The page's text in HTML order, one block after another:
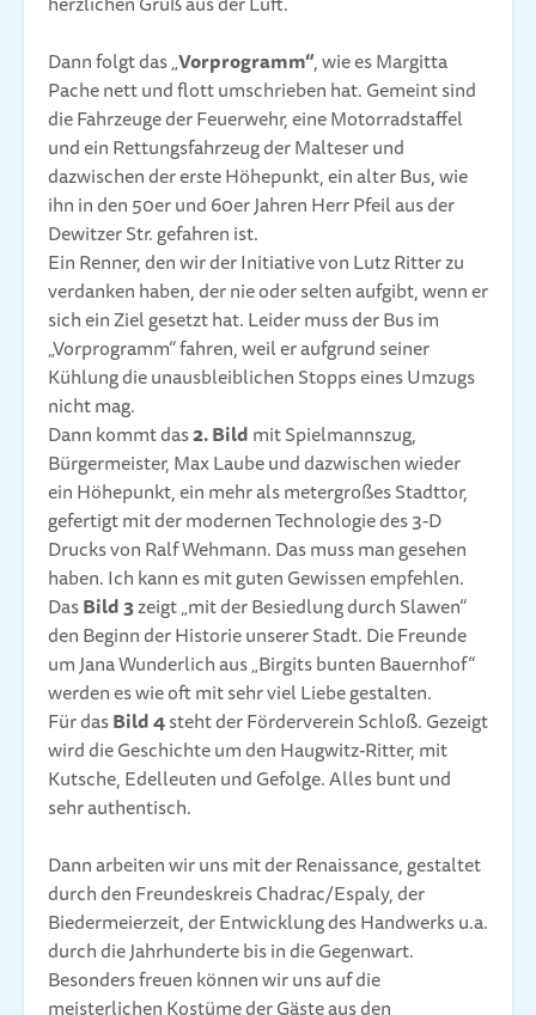
Dann folgt das „Vorprogramm“, wie es Margitta
Pache nett und flott umschrieben hat. Gemeint sind
die Fahrzeuge der Feuerwehr, eine Motorradstaffel
und ein Rettungsfahrzeug der Malteser und
dazwischen der erste Höhepunkt, ein alter Bus, wie
ihn in den 50er und 60er Jahren Herr Pfeil aus der
Dewitzer Str. gefahren ist.
Ein Renner, den wir der Initiative von Lutz Ritter zu
verdanken haben, der nie oder selten aufgibt, wenn er
sich ein Ziel gesetzt hat. Leider muss der Bus im
„Vorprogramm“ fahren, weil er aufgrund seiner
Kühlung die unausbleiblichen Stopps eines Umzugs
nicht mag.
Dann kommt das2. Bildmit Spielmannszug,
Bürgermeister, Max Laube und dazwischen wieder
ein Höhepunkt, ein mehr als metergroßes Stadttor,
gefertigt mit der modernen Technologie des 3-D
Drucks von Ralf Wehmann. Das muss man gesehen
haben. Ich kann es mit guten Gewissen empfehlen.
DasBild 3zeigt „mit der Besiedlung durch Slawen“
den Beginn der Historie unserer Stadt. Die Freunde
um Jana Wunderlich aus „Birgits bunten Bauernhof“
werden es wie oft mit sehr viel Liebe gestalten.
Für dasBild 4steht der Förderverein Schloß. Gezeigt
wird die Geschichte um den Haugwitz-Ritter, mit
Kutsche, Edelleuten und Gefolge. Alles bunt und
sehr authentisch.
Dann arbeiten wir uns mit der Renaissance, gestaltet
durch den Freundeskreis Chadrac/Espaly, der
Biedermeierzeit, der Entwicklung des Handwerks u.a.
durch die Jahrhunderte bis in die Gegenwart.
Besonders freuen können wir uns auf die
meisterlichen Kostüme der Gäste aus den